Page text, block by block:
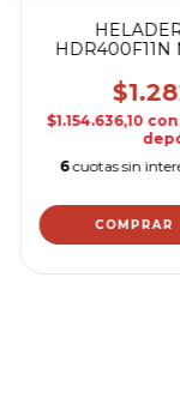
HDR400F11N
$1.154.636,10 con
6 cuotas sin